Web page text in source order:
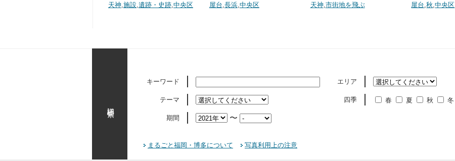
天神 施設 遺跡・史跡 中央区
屋台 長浜, 中央区
天神, 市街地を飛ぶ
屋台 ,秋 ,中央区
キーワード エリア
テーマ 四季 春 夏 秋 冬
期間 〜
まるごと福岡・博多について 写真利用上の注意